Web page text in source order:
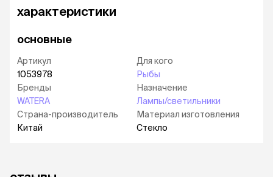
характеристики
основные
Артикул
1053978
Бренды
WATERA
Страна-производитель
Китай
Для кого
Рыбы
Назначение
Лампы/светильники
Материал изготовления
Стекло